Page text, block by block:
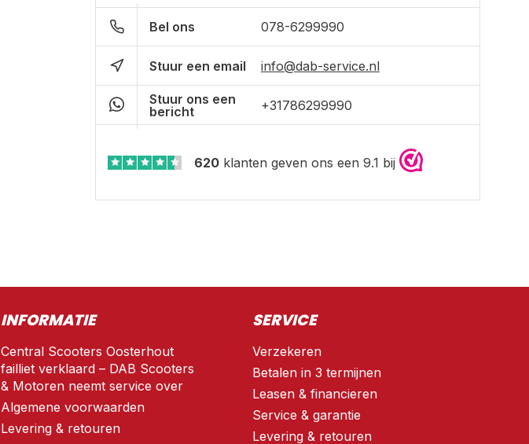
Bel ons 078-6299990
Stuur een email info@dab-service.nl
Stuur ons een
bericht
+31786299990
620 klanten geven ons een 9.1 bij
INFORMATIE
Central Scooters Oosterhout
failliet verklaard – DAB Scooters
& Motoren neemt service over
Algemene voorwaarden
Levering & retouren
SERVICE
Verzekeren
Betalen in 3 termijnen
Leasen & financieren
Service & garantie
Levering & retouren